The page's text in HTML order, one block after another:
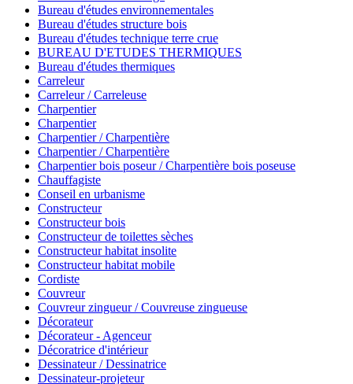
Bureau d'études environnementales
Bureau d'études structure bois
Bureau d'études technique terre crue
BUREAU D'ETUDES THERMIQUES
Bureau d'études thermiques
Carreleur
Carreleur / Carreleuse
Charpentier
Charpentier
Charpentier / Charpentière
Charpentier / Charpentière
Charpentier bois poseur / Charpentière bois poseuse
Chauffagiste
Conseil en urbanisme
Constructeur
Constructeur bois
Constructeur de toilettes sèches
Constructeur habitat insolite
Constructeur habitat mobile
Cordiste
Couvreur
Couvreur zingueur / Couvreuse zingueuse
Décorateur
Décorateur - Agenceur
Décoratrice d'intérieur
Dessinateur / Dessinatrice
Dessinateur-projeteur